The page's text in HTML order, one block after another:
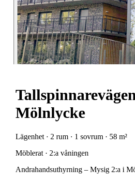
Mölnlycke
Lägenhet · 2 rum · 1 sovrum · 58 m²
Möblerat · 2:a våningen
Andrahandsuthyrning – Mysig 2:a i